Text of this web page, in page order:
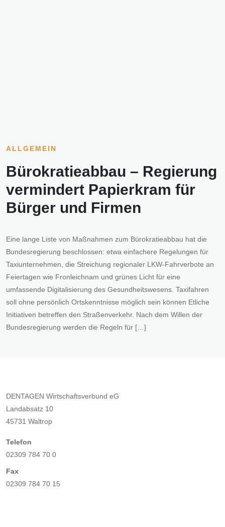
ALLGEMEIN
Bürokratieabbau – Regierung
vermindert Papierkram für
Bürger und Firmen
Eine lange Liste von Maßnahmen zum Bürokratieabbau hat die
Bundesregierung beschlossen: etwa einfachere Regelungen für
Taxiunternehmen, die Streichung regionaler LKW-Fahrverbote an
Feiertagen wie Fronleichnam und grünes Licht für eine
umfassende Digitalisierung des Gesundheitswesens. Taxifahren
soll ohne persönlich Ortskenntnisse möglich sein können Etliche
Initiativen betreffen den Straßenverkehr. Nach dem Willen der
Bundesregierung werden die Regeln für […]
DENTAGEN Wirtschaftsverbund eG
Landabsatz 10
45731 Waltrop
Telefon
02309 784 70 0
Fax
02309 784 70 15